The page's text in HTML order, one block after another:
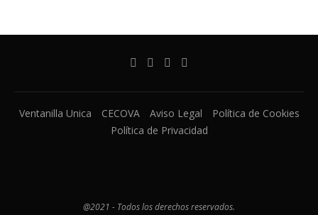
Ventanilla Unica CECOVA Aviso Legal
Política de Cookies
Política de Privacidad
@2021 - Todos los derechos reservados.